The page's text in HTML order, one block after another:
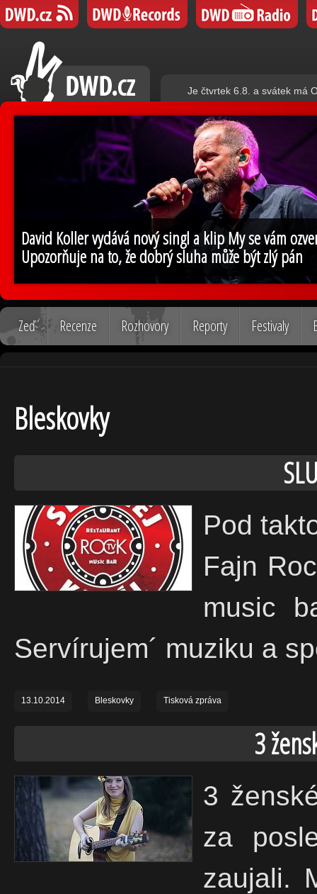
Je čtvrtek 6.8. a svátek má
David Koller vydává nový singl a klip My se vám
Upozorňuje na to, že dobrý sluha může být zlý pán
Zeď Recenze Rozhovory Reporty Festivaly
Bleskovky
Pod
Fajn
music
Servírujem´ muziku a
13.10.2014 Bleskovky Tisková zpráva
3
3
za
zaujali.